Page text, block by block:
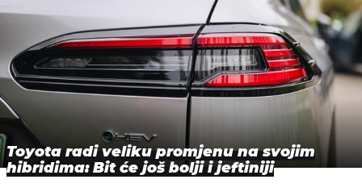
Toyota radi veliku promjenu na svojim
hibridima: Bit će još bolji i jeftiniji